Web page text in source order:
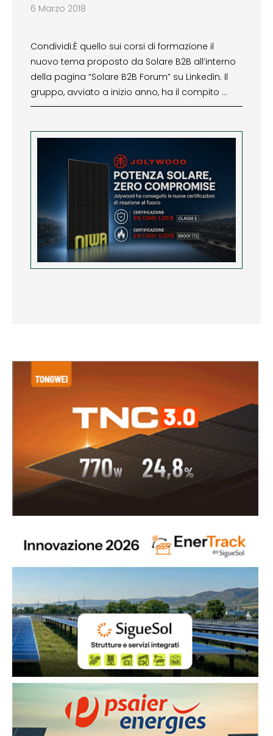
6 Marzo 2018
Condividi:È quello sui corsi di formazione il
nuovo tema proposto da Solare B2B all’interno
della pagina “Solare B2B Forum” su Linkedin. Il
gruppo, avviato a inizio anno, ha il compito …